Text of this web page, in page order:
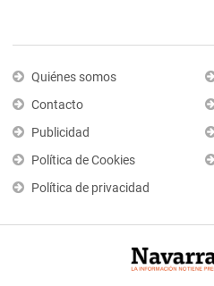
Quiénes somos
Contacto
Publicidad
Política de Cookies
Política de privacidad